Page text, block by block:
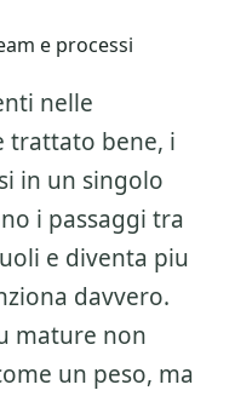
e processi
nelle
trattato bene, i
in un singolo
i passaggi tra
e diventa piu
davvero.
mature non
un peso, ma